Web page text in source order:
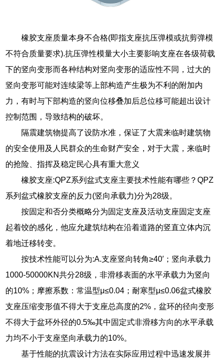
橡胶支座质量本身不合格(即指支座抗压弹模或抗剪弹模
不符合质量要求).抗压弹性模量大小主要影响支座在各级荷载
下的竖向变形而各种结构对竖向变形的适应性不同，过大的
竖向变形可能对连续梁等上部构造产生极为不利的附加内
力，有时与下部构造的竖向位移叠加后总位移可能超出设计
控制范围，导致结构的破坏。
隔震建筑物提高了设防水准，保证了大震来临时建筑物
的安全使用及人民群众的生命财产安全，对于大震，来临时
的抢险、指挥及稳定民心具有重大意义
橡胶支座:QPZ系列盆式支座主要技术性能有哪些？QPZ
系列盆式橡胶支座的反力(竖向承载力)分为28级。
按固定和否分类概略分为固定支座及活动支座固定支座
起着饺的感化，他应允建筑结构在沿着道路的竖直立体内沉
着地迁移转变。
按技术性能可以分为:A.支座竖向转角≥40′；竖向承载力
1000-50000KN共分28级，非滑移表面的水平承载力为竖向
的10%；摩擦系数：常温型μ≤0.04；耐寒型μ≤0.06盆式橡胶
支座压缩变形值不得大于支座总高度的2%，盆环的径向变形
不得大于盆环外径的0.5‰其中固定式非滑移方向的水平承载
力均不小于支座坚向承载力的10%。
基于性能的抗震设计方法在实际应用过程中迅速发展并